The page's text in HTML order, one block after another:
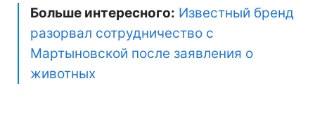
Больше интересного: Известный бренд
разорвал сотрудничество с
Мартыновской после заявления о
животных